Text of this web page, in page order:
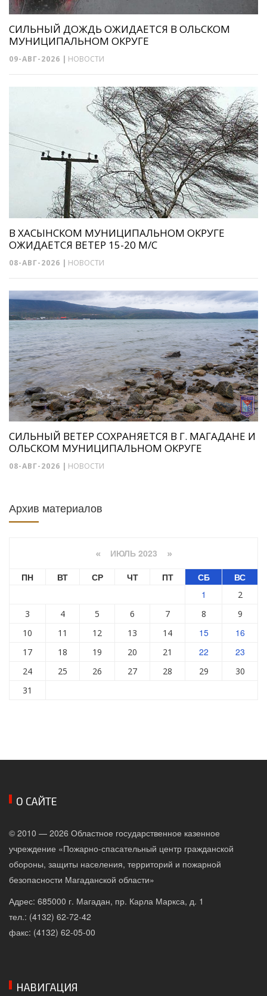
СИЛЬНЫЙ ДОЖДЬ ОЖИДАЕТСЯ В ОЛЬСКОМ
МУНИЦИПАЛЬНОМ ОКРУГЕ
09-АВГ-2026 | НОВОСТИ
В ХАСЫНСКОМ МУНИЦИПАЛЬНОМ ОКРУГЕ
ОЖИДАЕТСЯ ВЕТЕР 15-20 М/С
08-АВГ-2026 | НОВОСТИ
СИЛЬНЫЙ ВЕТЕР СОХРАНЯЕТСЯ В Г. МАГАДАНЕ И
ОЛЬСКОМ МУНИЦИПАЛЬНОМ ОКРУГЕ
08-АВГ-2026 | НОВОСТИ
Архив материалов
« ИЮЛЬ 2023 »
ПН ВТ СР ЧТ ПТ СБ
ВС
1
2
3
4 5 6 7 8
9
10
11 12 13 14 15 16
17 18 19 20 21 22 23
24 25 26 27 28 29
30
31
О САЙТЕ
© 2010 — 2026 Областное государственное казенное
учреждение «Пожарно-спасательный центр гражданской
обороны, защиты населения, территорий и пожарной
безопасности Магаданской области»
Адрес: 685000 г. Магадан, пр. Карла Маркса, д. 1
тел.: (4132) 62-72-42
факс: (4132) 62-05-00
НАВИГАЦИЯ